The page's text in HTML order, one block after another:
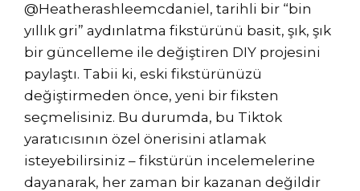
@Heatherashleemcdaniel, tarihli bir “bin
yıllık gri” aydınlatma fikstürünü basit, şık, şık
bir güncelleme ile değiştiren DIY projesini
paylaştı. Tabii ki, eski fikstürünüzü
değiştirmeden önce, yeni bir fiksten
seçmelisiniz. Bu durumda, bu Tiktok
yaratıcısının özel önerisini atlamak
isteyebilirsiniz – fikstürün incelemelerine
dayanarak, her zaman bir kazanan değildir